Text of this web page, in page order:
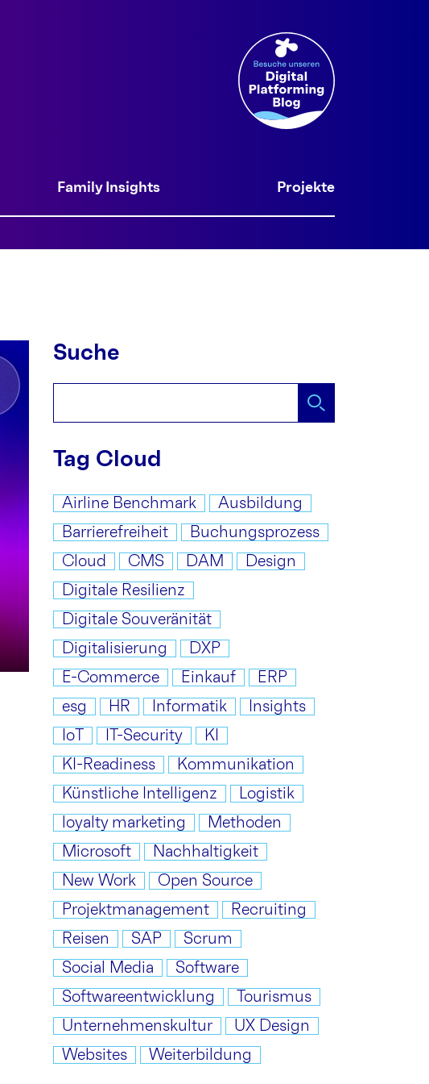
Family Insights Projekte
Suche
Tag Cloud
Airline Benchmark
Ausbildung
Barrierefreiheit
Buchungsprozess
Cloud
CMS DAM
Design
Digitale Resilienz
Digitale Souveränität
Digitalisierung
DXP
E-Commerce
Einkauf
ERP
esg
HR Informatik
Insights
IoT
IT-Security
KI
KI-Readiness
Kommunikation
Künstliche Intelligenz
Logistik
loyalty marketing
Methoden
Microsoft
Nachhaltigkeit
New Work
Open Source
Projektmanagement
Recruiting
Reisen
SAP
Scrum
Social Media
Software
Softwareentwicklung
Tourismus
Unternehmenskultur
UX Design
Websites
Weiterbildung